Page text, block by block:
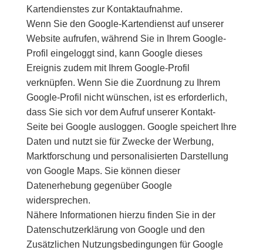
Kartendienstes zur Kontaktaufnahme.
Wenn Sie den Google-Kartendienst auf unserer
Website aufrufen, während Sie in Ihrem Google-
Profil eingeloggt sind, kann Google dieses
Ereignis zudem mit Ihrem Google-Profil
verknüpfen. Wenn Sie die Zuordnung zu Ihrem
Google-Profil nicht wünschen, ist es erforderlich,
dass Sie sich vor dem Aufruf unserer Kontakt-
Seite bei Google ausloggen. Google speichert Ihre
Daten und nutzt sie für Zwecke der Werbung,
Marktforschung und personalisierten Darstellung
von Google Maps. Sie können dieser
Datenerhebung gegenüber Google
widersprechen.
Nähere Informationen hierzu finden Sie in der
Datenschutzerklärung von Google und den
Zusätzlichen Nutzungsbedingungen für Google